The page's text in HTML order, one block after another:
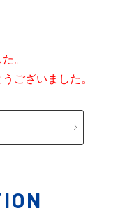
。
ございました。